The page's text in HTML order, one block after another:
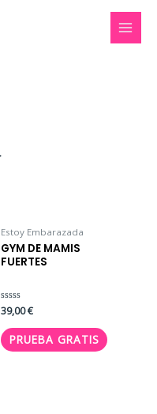
Estoy Embarazada
GYM DE MAMIS
FUERTES
Valorado
con
de
5
39,00€
PRUEBA GRATIS